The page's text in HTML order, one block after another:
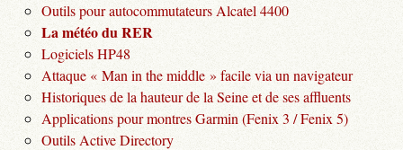
Outils pour autocommutateurs Alcatel 4400
La météo du RER
Logiciels HP48
Attaque « Man in the middle » facile via un navigateur
Historiques de la hauteur de la Seine et de ses affluents
Applications pour montres Garmin (Fenix 3 / Fenix 5)
Outils Active Directory